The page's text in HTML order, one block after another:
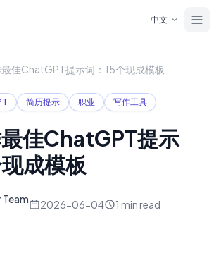
中文
佳ChatGPT提示词：15个现成模板
简历提示 职业 写作工具
佳ChatGPT提示
成模板
Team 2026-06-04 1 min read